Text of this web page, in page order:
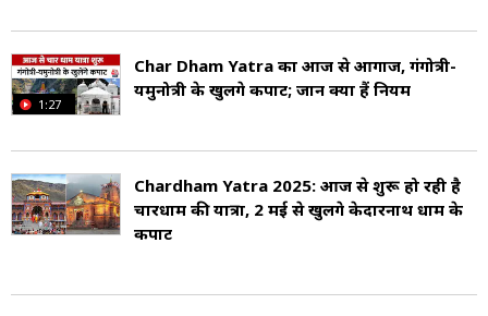
1:27
Char Dham Yatra का आज से आगाज, गंगोत्री-
यमुनोत्री के खुलेंगे कपाट; जानें क्या हैं नियम
Chardham Yatra 2025: आज से शुरू हो रही है
चारधाम की यात्रा, 2 मई से खुलेंगे केदारनाथ धाम के
कपाट